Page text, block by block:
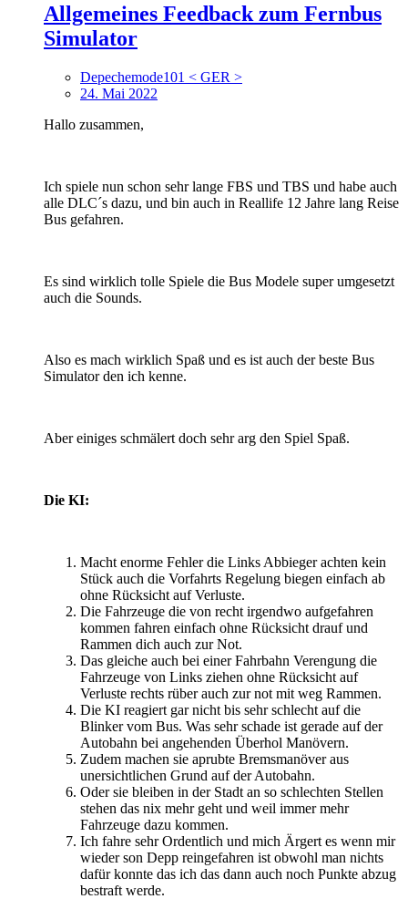
Allgemeines Feedback zum Fernbus
Simulator
Depechemode101 < GER >
24. Mai 2022
Hallo zusammen,
Ich spiele nun schon sehr lange FBS und TBS und habe auch
alle DLC´s dazu, und bin auch in Reallife 12 Jahre lang Reise
Bus gefahren.
Es sind wirklich tolle Spiele die Bus Modele super umgesetzt
auch die Sounds.
Also es mach wirklich Spaß und es ist auch der beste Bus
Simulator den ich kenne.
Aber einiges schmälert doch sehr arg den Spiel Spaß.
Die KI:
Macht enorme Fehler die Links Abbieger achten kein
Stück auch die Vorfahrts Regelung biegen einfach ab
ohne Rücksicht auf Verluste.
Die Fahrzeuge die von recht irgendwo aufgefahren
kommen fahren einfach ohne Rücksicht drauf und
Rammen dich auch zur Not.
Das gleiche auch bei einer Fahrbahn Verengung die
Fahrzeuge von Links ziehen ohne Rücksicht auf
Verluste rechts rüber auch zur not mit weg Rammen.
Die KI reagiert gar nicht bis sehr schlecht auf die
Blinker vom Bus. Was sehr schade ist gerade auf der
Autobahn bei angehenden Überhol Manövern.
Zudem machen sie aprubte Bremsmanöver aus
unersichtlichen Grund auf der Autobahn.
Oder sie bleiben in der Stadt an so schlechten Stellen
stehen das nix mehr geht und weil immer mehr
Fahrzeuge dazu kommen.
Ich fahre sehr Ordentlich und mich Ärgert es wenn mir
wieder son Depp reingefahren ist obwohl man nichts
dafür konnte das ich das dann auch noch Punkte abzug
bestraft werde.